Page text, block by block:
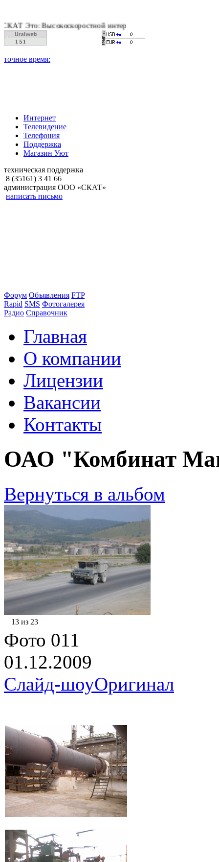
Высокоскоростной интернет, качественное цифровое и
Интернет
Телевидение
Телефония
Поддержка
Магазин Уют
техническая поддержка
8 (35161) 3 41 66
администрация ООО «СКАТ»
написать письмо
Форум Объявления FTP
Rapid SMS Фотогалерея
Радио Справочник
Главная
О компании
Лицензии
Вакансии
Контакты
ОАО "Комбинат
Вернуться в альбом
13 из 23
Фото 011
01.12.2009
Слайд-шоуОригинал